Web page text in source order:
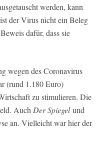
werden, kann
der Virus nicht ein Beleg
dafür, dass sie
wegen des Coronavirus
(rund 1.180 Euro)
zu stimulieren. Die
AuchDer Spiegelund
an. Vielleicht war hier der